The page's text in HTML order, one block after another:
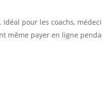
pour les coachs,
même payer en ligne